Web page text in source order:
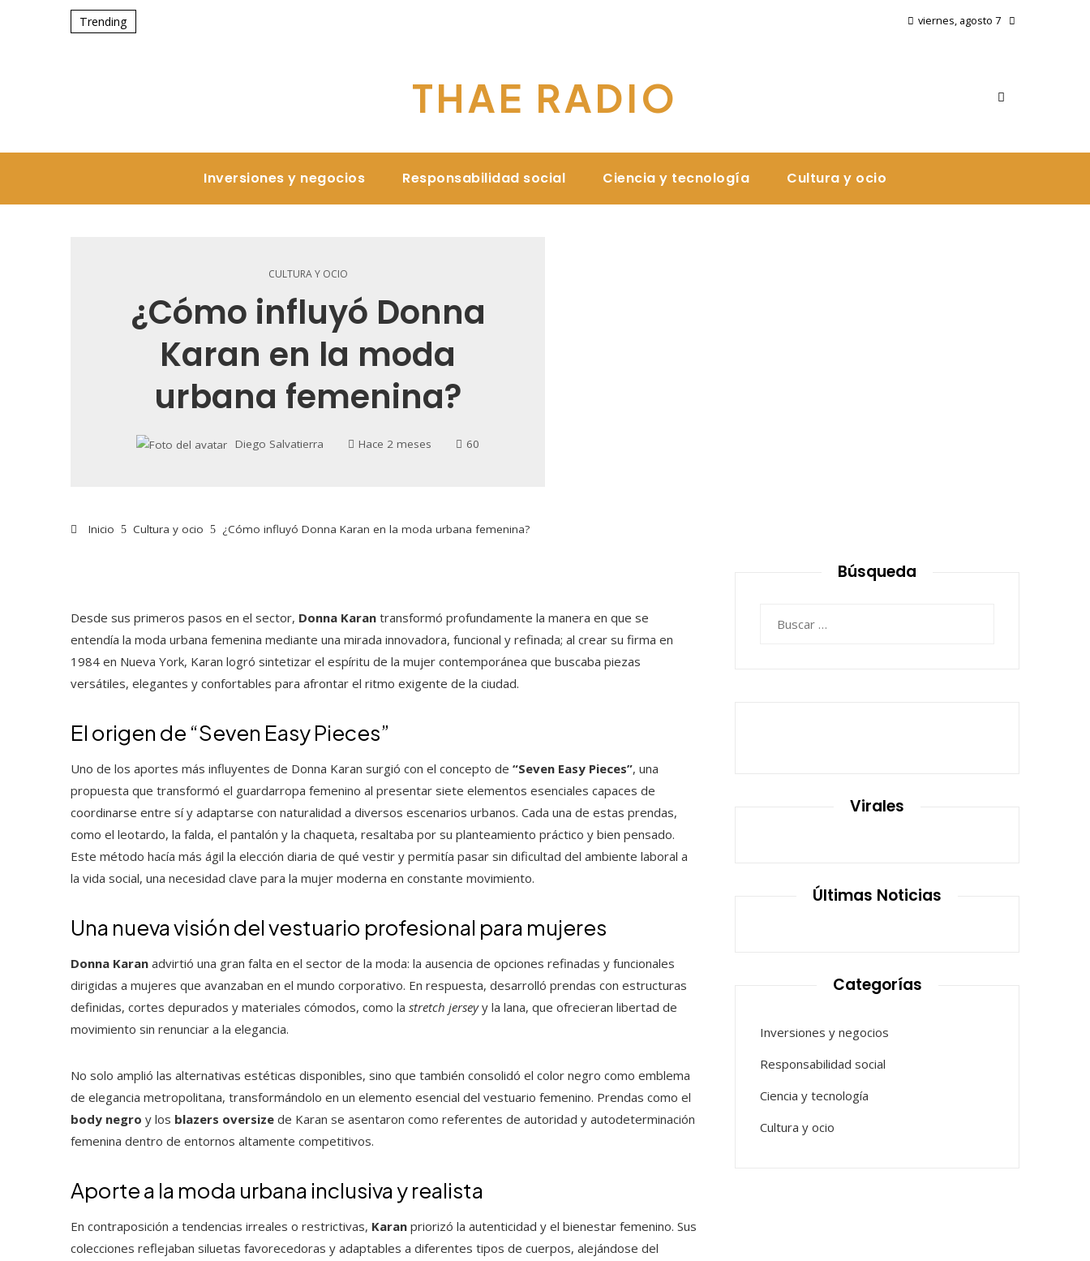
Trending viernes, agosto 7
THAE RADIO
Inversiones y negocios Responsabilidad social Ciencia y tecnología Cultura y ocio
CULTURA Y OCIO
¿Cómo influyó Donna
Karan en la moda
urbana femenina?
Diego Salvatierra Hace 2 meses 60
Inicio Cultura y ocio ¿Cómo influyó Donna Karan en la moda urbana femenina?
Desde sus primeros pasos en el sector, Donna Karan transformó profundamente la manera en que se
entendía la moda urbana femenina mediante una mirada innovadora, funcional y refinada; al crear su firma en
1984 en Nueva York, Karan logró sintetizar el espíritu de la mujer contemporánea que buscaba piezas
versátiles, elegantes y confortables para afrontar el ritmo exigente de la ciudad.
El origen de “Seven Easy Pieces”
Uno de los aportes más influyentes de Donna Karan surgió con el concepto de “Seven Easy Pieces”, una
propuesta que transformó el guardarropa femenino al presentar siete elementos esenciales capaces de
coordinarse entre sí y adaptarse con naturalidad a diversos escenarios urbanos. Cada una de estas prendas,
como el leotardo, la falda, el pantalón y la chaqueta, resaltaba por su planteamiento práctico y bien pensado.
Este método hacía más ágil la elección diaria de qué vestir y permitía pasar sin dificultad del ambiente laboral a
la vida social, una necesidad clave para la mujer moderna en constante movimiento.
Una nueva visión del vestuario profesional para mujeres
Donna Karan advirtió una gran falta en el sector de la moda: la ausencia de opciones refinadas y funcionales
dirigidas a mujeres que avanzaban en el mundo corporativo. En respuesta, desarrolló prendas con estructuras
definidas, cortes depurados y materiales cómodos, como la stretch jerseyy la lana, que ofrecieran libertad de
movimiento sin renunciar a la elegancia.
No solo amplió las alternativas estéticas disponibles, sino que también consolidó el color negro como emblema
de elegancia metropolitana, transformándolo en un elemento esencial del vestuario femenino. Prendas como el
body negro y los blazers oversize de Karan se asentaron como referentes de autoridad y autodeterminación
femenina dentro de entornos altamente competitivos.
Aporte a la moda urbana inclusiva y realista
En contraposición a tendencias irreales o restrictivas, Karan priorizó la autenticidad y el bienestar femenino. Sus
colecciones reflejaban siluetas favorecedoras y adaptables a diferentes tipos de cuerpos, alejándose del
Búsqueda
Virales
Últimas Noticias
Categorías
Inversiones y negocios
Responsabilidad social
Ciencia y tecnología
Cultura y ocio